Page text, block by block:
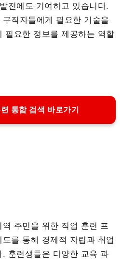
전에도 기여하고 있습니다.
직자들에게 필요한 기술을
필요한 정보를 제공하는 역할
통합 검색 바로가기
주민을 위한 직업 훈련 프
도를 통해 경제적 자립과 취업
. 훈련생들은 다양한 교육 과